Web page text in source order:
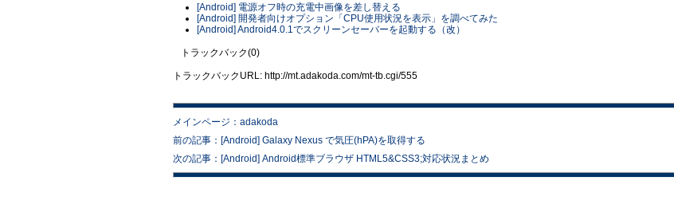
[Android] 電源オフ時の充電中画像を差し替える
[Android] 開発者向けオプション「CPU使用状況を表示」を調べてみた
[Android] Android4.0.1でスクリーンセーバーを起動する（改）
トラックバック(0)
トラックバックURL: http://mt.adakoda.com/mt-tb.cgi/555
メインページ：adakoda
前の記事：[Android] Galaxy Nexus で気圧(hPA)を取得する
次の記事：[Android] Android標準ブラウザ HTML5&CSS3;対応状況まとめ